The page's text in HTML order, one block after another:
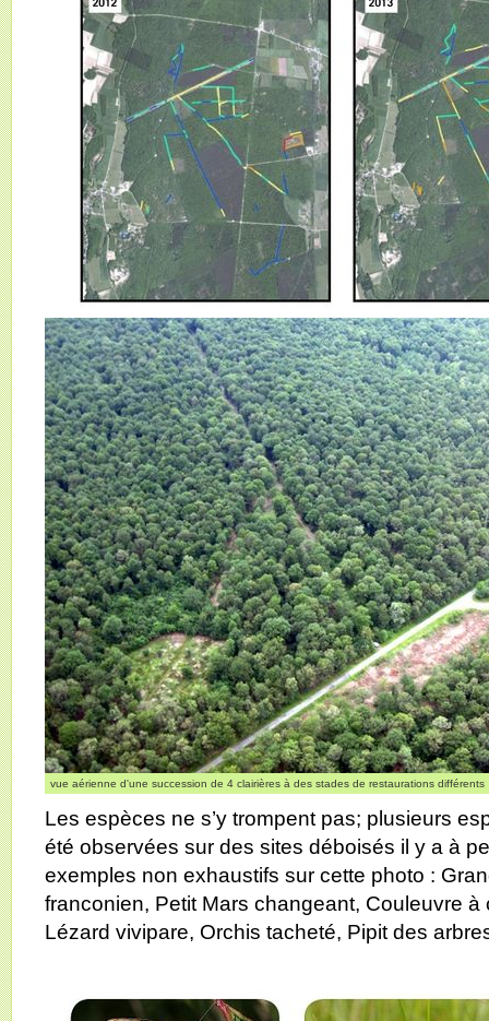
vue aérienne d'une succession de 4 clairières à des stades de restaurations différents
Les espèces ne s’y trompent pas; plusieurs
été observées sur des sites déboisés il y a à
exemples non exhaustifs sur cette photo :
franconien, Petit Mars changeant, Couleuvre à
Lézard vivipare, Orchis tacheté, Pipit des